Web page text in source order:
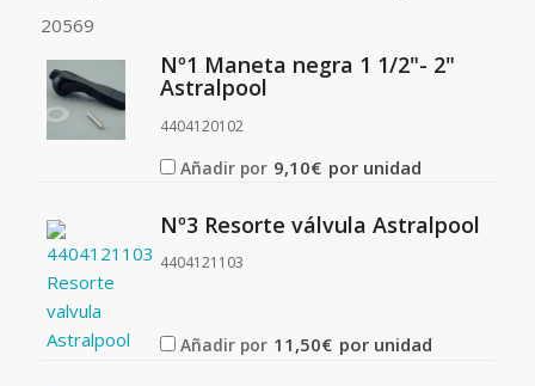
20569
Nº1 Maneta negra 1 1/2"- 2"
Astralpool
4404120102
Añadir por 9,10€ por unidad
Nº3 Resorte válvula Astralpool
4404121103
Añadir por 11,50€ por unidad